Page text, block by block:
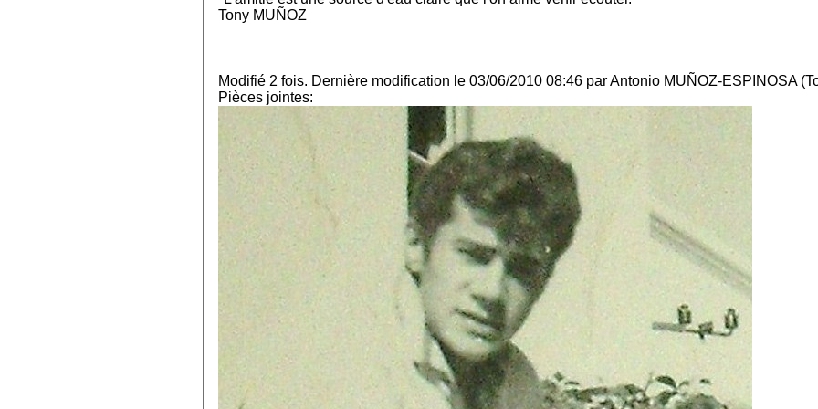
Tony MUÑOZ
Modifié 2 fois. Dernière modification le 03/06/2010 08:46 par Antonio MUÑOZ-ESPINOSA
Pièces jointes: